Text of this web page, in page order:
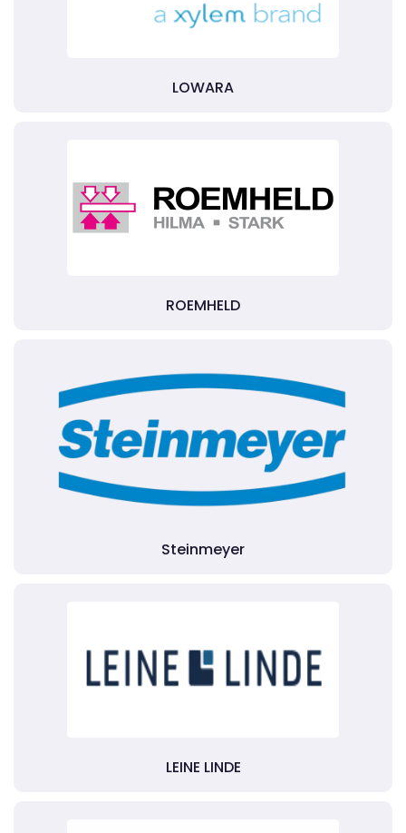
LOWARA
ROEMHELD
Steinmeyer
LEINE LINDE